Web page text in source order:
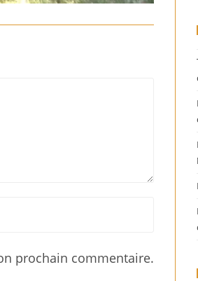
prochain commentaire.